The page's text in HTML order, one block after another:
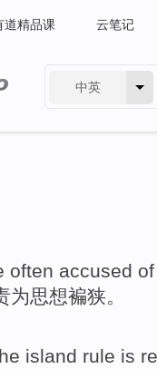
道精品课 云笔记
中英
often accused of
为思想褊狭。
island rule is